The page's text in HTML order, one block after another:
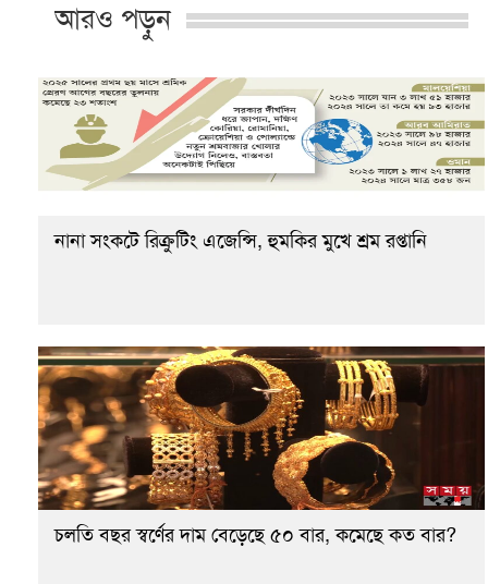
আরও পড়ুন
নানা সংকটে রিক্রুটিং এজেন্সি, হুমকির মুখে শ্রম রপ্তানি
চলতি বছর স্বর্ণের দাম বেড়েছে ৫০ বার, কমেছে কত বার?